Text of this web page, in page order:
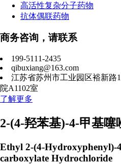
高活性复杂分子药物
抗体偶联药物
商务咨询，请联系
199-5111-2435
qibuxiang@163.com
江苏省苏州市工业园区裕新路
院A1102室
了解更多
2-(4-羟苯基)-4-甲基
Ethyl 2-(4-Hydroxyphenyl)-
carboxylate Hydrochloride